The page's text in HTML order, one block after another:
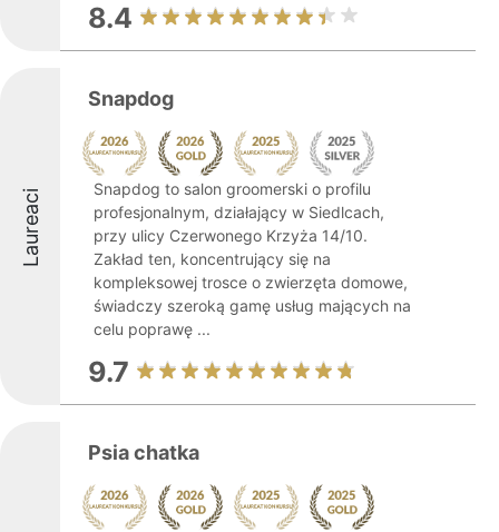
8.4
Laureaci
Snapdog
Snapdog to salon groomerski o profilu
profesjonalnym, działający w Siedlcach,
przy ulicy Czerwonego Krzyża 14/10.
Zakład ten, koncentrujący się na
kompleksowej trosce o zwierzęta domowe,
świadczy szeroką gamę usług mających na
celu poprawę ...
9.7
Psia chatka